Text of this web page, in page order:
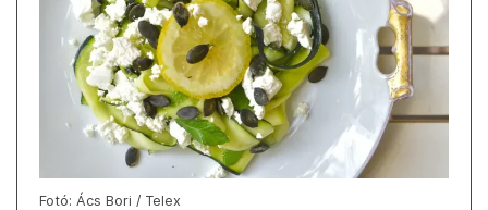
Fotó: Ács Bori / Telex